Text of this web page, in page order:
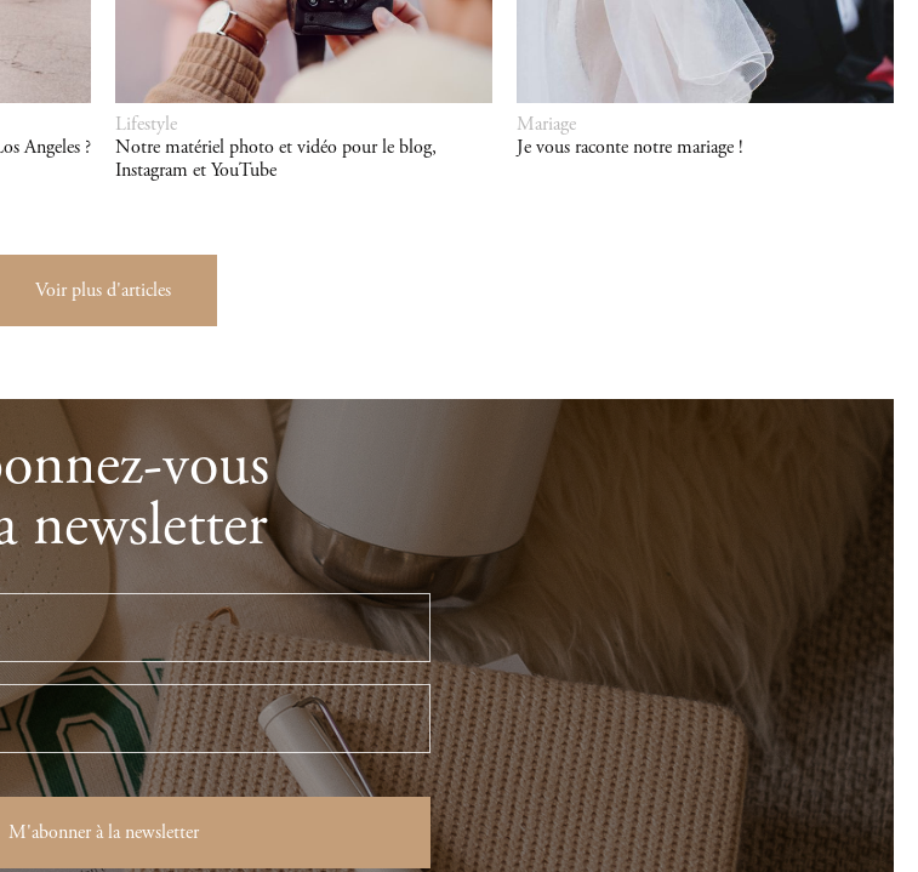
Angeles ?
Lifestyle
Notre matériel photo et vidéo pour le blog,
Instagram et YouTube
Mariage
Je vous raconte notre mariage !
Voir plus d'articles
vous
newsletter
M'abonner à la newsletter